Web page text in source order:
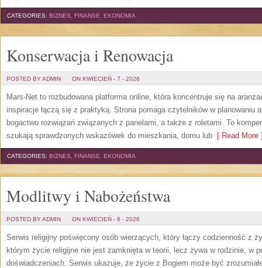
CATEGORIES: BIZNES, FINANSE, EKONOMIA
Konserwacja i Renowacja
POSTED BY ADMIN ON KWIECIEŃ - 7 - 2026
Mars-Net to rozbudowana platforma online, która koncentruje się na
inspiracje łączą się z praktyką. Strona pomaga czytelników w planowaniu
bogactwo rozwiązań związanych z panelami, a także z roletami. To
szukają sprawdzonych wskazówek do mieszkania, domu lub [ Read More
CATEGORIES: BIZNES, FINANSE, EKONOMIA
Modlitwy i Nabożeństwa
POSTED BY ADMIN ON KWIECIEŃ - 6 - 2026
Serwis religijny poświęcony osób wierzących, który łączy codzienność z
którym życie religijne nie jest zamknięta w teorii, lecz żywa w rodzinie, w
doświadczeniach. Serwis ukazuje, że życie z Bogiem może być